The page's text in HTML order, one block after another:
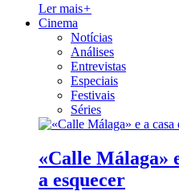
Ler mais+
Cinema
Notícias
Análises
Entrevistas
Especiais
Festivais
Séries
«Calle Málaga»
a esquecer